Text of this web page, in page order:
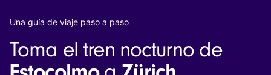
Book a trip
Interrail passes
Eurail passes
Una guía de viaje paso a paso
Toma el tren nocturno de